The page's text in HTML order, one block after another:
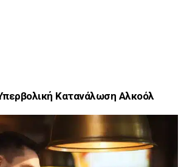
Κατανάλωση Αλκοόλ